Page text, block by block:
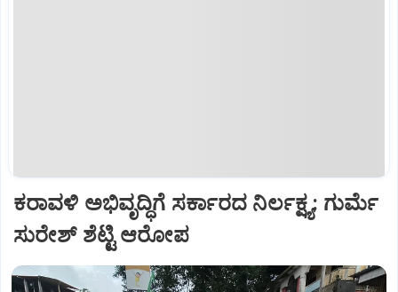
ಕರಾವಳಿ ಅಭಿವೃದ್ಧಿಗೆ ಸರ್ಕಾರದ ನಿರ್ಲಕ್ಷ್ಯ: ಗುರ್ಮೆ
ಸುರೇಶ್ ಶೆಟ್ಟಿ ಆರೋಪ